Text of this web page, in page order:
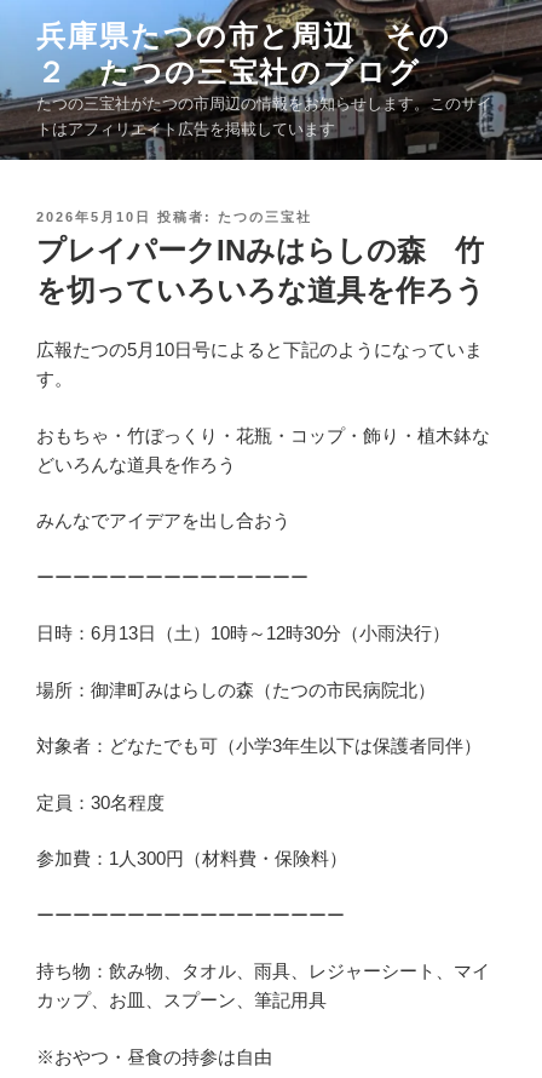
ン
ツ
へ
兵庫県たつの市と周辺 その
２ たつの三宝社のブログ
たつの三宝社がたつの市周辺の情報をお知らせします。このサイ
トはアフィリエイト広告を掲載しています
投
稿
日
:
2026年5月10日 投稿者: たつの三宝社
プレイパークINみはらしの森 竹
を切っていろいろな道具を作ろう
広報たつの5月10日号によると下記のようになっていま
す。
おもちゃ・竹ぼっくり・花瓶・コップ・飾り・植木鉢な
どいろんな道具を作ろう
みんなでアイデアを出し合おう
ーーーーーーーーーーーーーーー
日時：6月13日（土）10時～12時30分（小雨決行）
場所：御津町みはらしの森（たつの市民病院北）
対象者：どなたでも可（小学3年生以下は保護者同伴）
定員：30名程度
参加費：1人300円（材料費・保険料）
ーーーーーーーーーーーーーーーーー
持ち物：飲み物、タオル、雨具、レジャーシート、マイ
カップ、お皿、スプーン、筆記用具
※おやつ・昼食の持参は自由